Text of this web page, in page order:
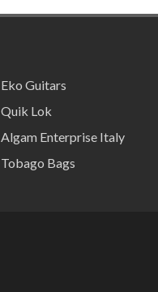
Eko Guitars
Quik Lok
Algam Enterprise Italy
Tobago Bags